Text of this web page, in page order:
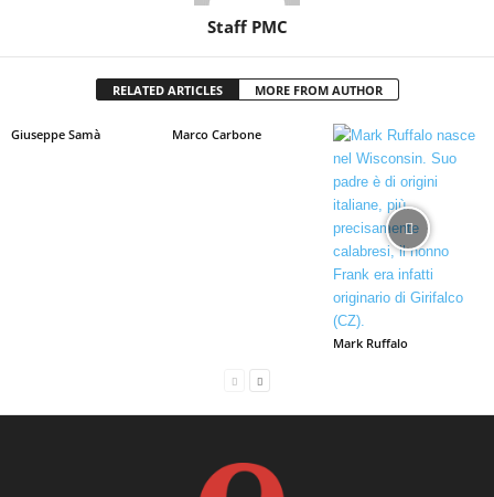
Staff PMC
RELATED ARTICLES MORE FROM AUTHOR
Giuseppe Samà Marco Carbone
Mark Ruffalo